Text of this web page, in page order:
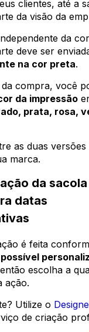
clientes, até a
da visão da
da
deve ser
na cor preta.
compra, você
da impressão
prata, rosa,
as duas versões
marca.
da
datas
é feita
escolha a
ação.
Utilize o
de criação